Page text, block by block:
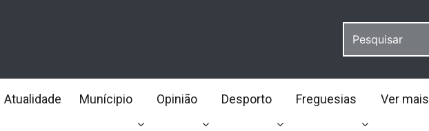
Atualidade Munícipio Opinião Desporto Freguesias Ver mais